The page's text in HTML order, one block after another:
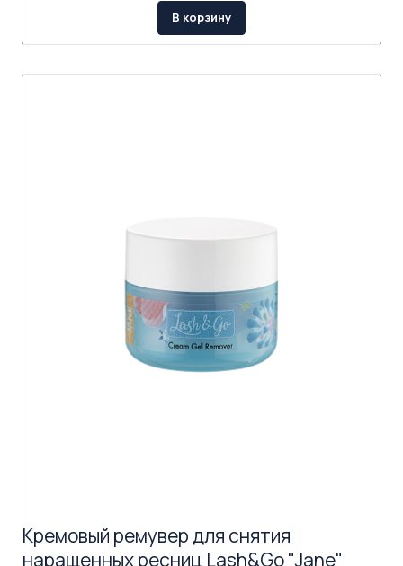
В корзину
Кремовый ремувер для снятия
наращенных ресниц Lash&Go "Jane"